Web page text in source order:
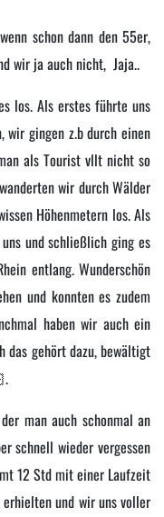
schon dann den 55er,
wir ja auch nicht, Jaja..
los. Als erstes führte uns
wir gingen z.b durch einen
als Tourist vllt nicht so
wir durch Wälder
Höhenmetern los. Als
und schließlich ging es
entlang. Wunderschön
und konnten es zudem
haben wir auch ein
das gehört dazu, bewältigt
man auch schonmal an
schnell wieder vergessen
12 Std mit einer Laufzeit
und wir uns voller